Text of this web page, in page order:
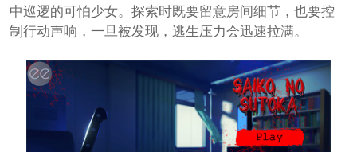
中巡逻的可怕少女。探索时既要留意房间细节，也要控
制行动声响，一旦被发现，逃生压力会迅速拉满。